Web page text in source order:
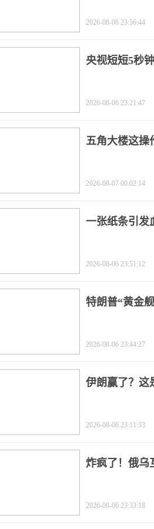
2026-08-06 23:56:44
央视短短5秒
2026-08-06 23:21:47
五角大楼这操
2026-08-07 00:02:14
一张纸条引发
2026-08-06 23:51:12
特朗普“黄金
2026-08-06 23:44:27
伊朗赢了？这
2026-08-06 23:11:33
炸疯了！俄乌
2026-08-06 23:33:18